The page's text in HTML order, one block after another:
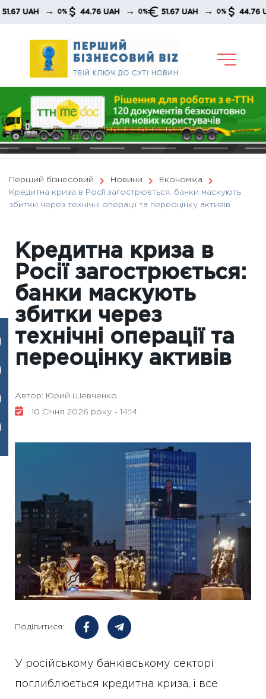
Skip
→ 0% 44.76 UAH → 0% 51.67 UAH → 0% 44.76 UAH
Перший бізнесовий Новини
Економіка
Кредитна криза в Росії загострюється: банки маскують
збитки через технічні операції та переоцінку активів
Кредитна криза в
Росії загострюється:
банки маскують
збитки через
технічні операції та
переоцінку активів
Автор: Юрий Шевченко
10 Січня 2026 року - 14:14
Поділитися:
У російському банківському секторі
поглиблюється кредитна криза, і все